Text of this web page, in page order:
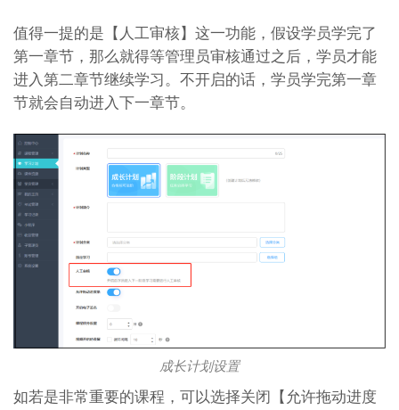
值得一提的是【人工审核】这一功能，假设学员学完了
第一章节，那么就得等管理员审核通过之后，学员才能
进入第二章节继续学习。不开启的话，学员学完第一章
节就会自动进入下一章节。
成长计划设置
如若是非常重要的课程，可以选择关闭【允许拖动进度